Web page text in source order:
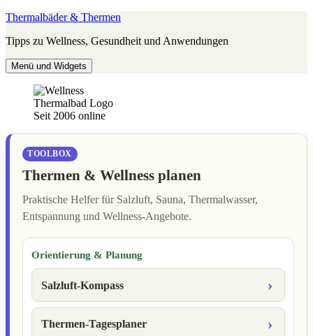
Zum
springen
Thermalbäder & Thermen
Tipps zu Wellness, Gesundheit und Anwendungen
Menü und Widgets
Seit 2006 online
TOOLBOX
Thermen & Wellness planen
Praktische Helfer für Salzluft, Sauna, Thermalwasser,
Entspannung und Wellness-Angebote.
Orientierung & Planung
Salzluft-Kompass
Thermen-Tagesplaner